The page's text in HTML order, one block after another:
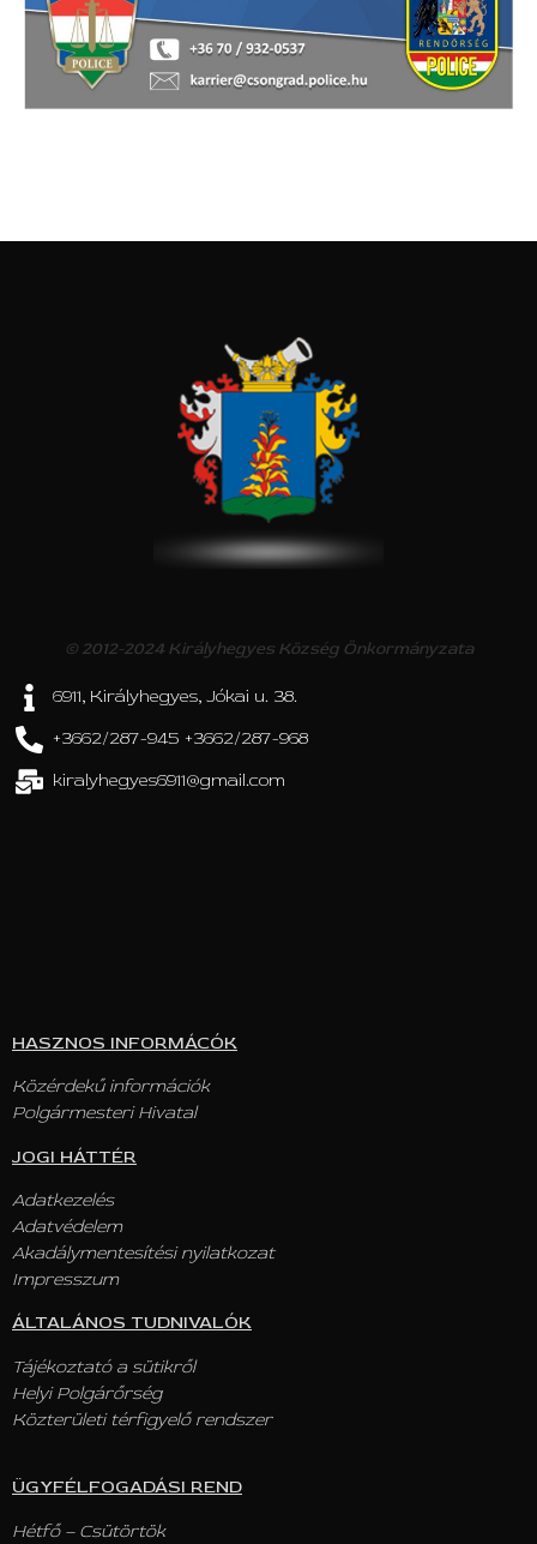
© 2012-2024 Királyhegyes Község Önkormányzata
6911, Királyhegyes, Jókai u. 38.
+3662/287-945 +3662/287-968
kiralyhegyes6911@gmail.com
HASZNOS INFORMÁCÓK
Közérdekű információk
Polgármesteri Hivatal
JOGI HÁTTÉR
Adatkezelés
Adatvédelem
Akadálymentesítési nyilatkozat
Impresszum
ÁLTALÁNOS TUDNIVALÓK
Tájékoztató a sütikről
Helyi Polgárőrség
Közterületi térfigyelő rendszer
ÜGYFÉLFOGADÁSI REND
Hétfő – Csütörtök